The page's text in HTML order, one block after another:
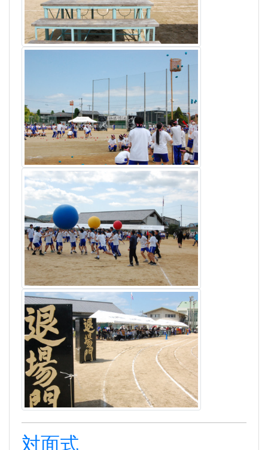
対面式
2025年4月9日 12時59分 [HP主担当]
令和７年 ４月９日(水)、新１年生と２・３年生との
対面式が行われました。
普通科、 看護科、環境科学科、生活デザイン科、福
祉科の５つの学科の ３年生各クラス代表が、
凝らして各学科の特徴を新 １年生に紹介しました。
そして、新１年生の各クラス代表に昨年度の生徒会
誌「あゆみ」を贈りました。